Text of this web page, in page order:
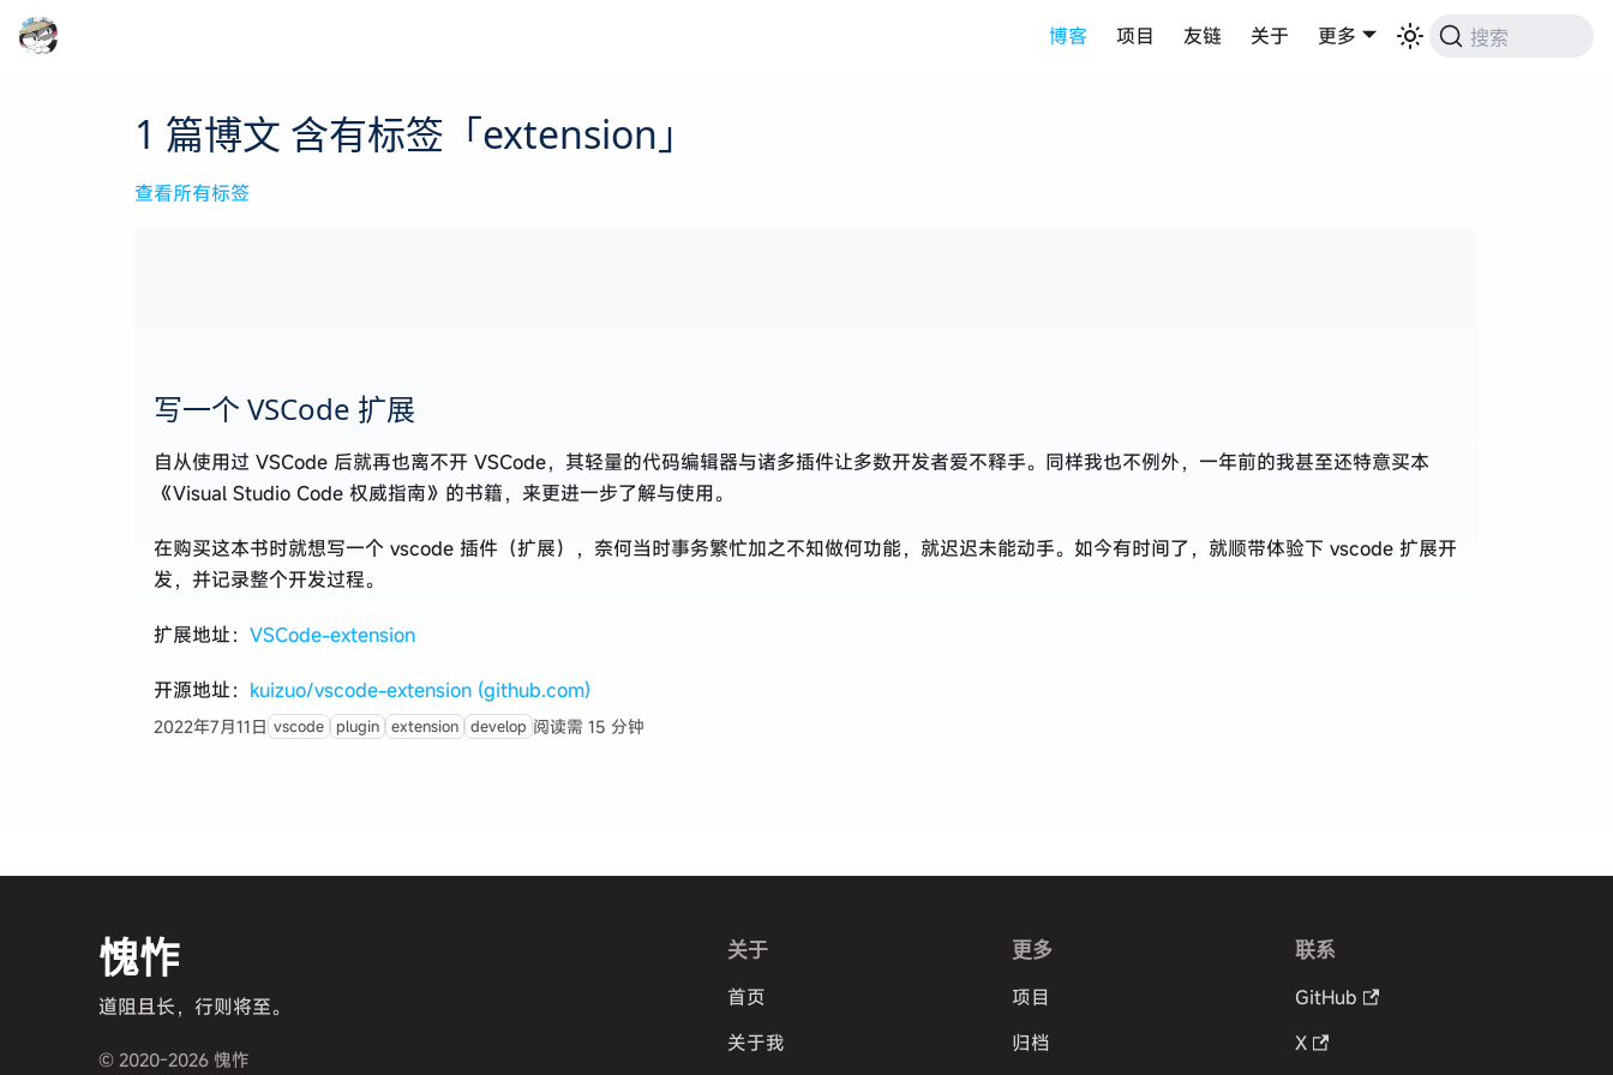
博客 项目 友链 关于 更多 搜索
1 篇博文 含有标签「extension」
查看所有标签
写一个 VSCode 扩展
自从使用过 VSCode 后就再也离不开 VSCode，其轻量的代码编辑器与诸多插件让多数开发者爱不释手。同样我也不例外，一年前的我甚至还特意买本
《Visual Studio Code 权威指南》的书籍，来更进一步了解与使用。
在购买这本书时就想写一个 vscode 插件（扩展），奈何当时事务繁忙加之不知做何功能，就迟迟未能动手。如今有时间了，就顺带体验下 vscode 扩展开
发，并记录整个开发过程。
扩展地址： VSCode-extension
开源地址： kuizuo/vscode-extension (github.com)
2022年7月11日 vscode plugin extension develop 阅读需 15 分钟
愧怍
道阻且长，行则将至。
© 2020-2026 愧怍
关于
首页
关于我
更多
项目
归档
联系
GitHub
X